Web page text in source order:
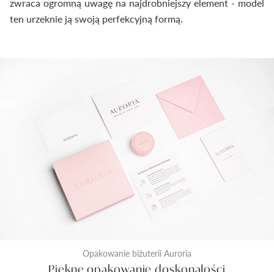
zwraca ogromną uwagę na najdrobniejszy element - model
ten urzeknie ją swoją perfekcyjną formą.
Opakowanie biżuterii Auroria